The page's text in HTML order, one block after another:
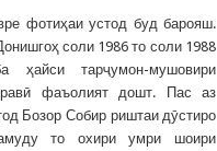
фотиҳаи устод буд барояш.
соли 1986 то соли 1988
ҳайси тарҷумон-мушовири
фаъолият дошт. Пас аз
Бозор Собир риштаи дӯстиро
то охири умри шоири